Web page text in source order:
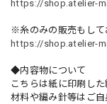
https://shop.atelier-
※糸のみの販売もして
https://shop.atelier-
◆内容物について
こちらは紙に印刷し
材料や編み針等はご自